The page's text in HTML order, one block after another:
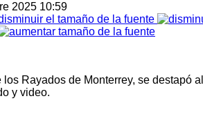
2025 10:59
el tamaño de la fuente
Rayados de Monterrey, se destapó
y video.